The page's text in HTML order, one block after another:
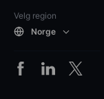
Velg region
Norge